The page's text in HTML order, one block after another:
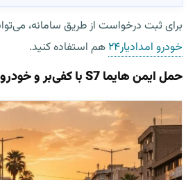
برای ثبت درخواست از طریق سامانه،
خودرو امدادیار۲۴
هم استفاده کنید.
حمل ایمن هایما S7 با کفی‌بر و خودروبر